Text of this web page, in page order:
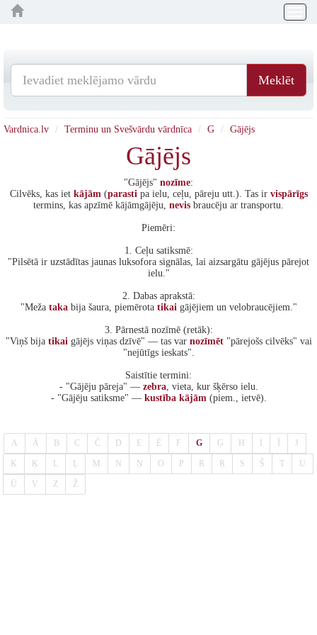
Meklēt
Vardnica.lv Terminu un Svešvārdu vārdnīca G Gājējs
Gājējs
"Gājējs" nozīme:
Cilvēks, kas iet kājām(parastipa ielu, ceļu, pāreju utt.). Tas ir vispārīgs
termins, kas apzīmē kājāmgājēju, nevis braucēju ar transportu.
Piemēri:
1. Ceļu satiksmē:
"Pilsētā ir uzstādītas jaunas luksofora signālas, lai aizsargātu gājējus pārejot
ielu."
2. Dabas aprakstā:
"Meža takabija šaura, piemērota tikaigājējiem un velobraucējiem."
3. Pārnestā nozīmē (retāk):
"Viņš bija tikaigājējs viņas dzīvē" — tas var nozīmēt"pārejošs cilvēks" vai
"nejūtīgs ieskats".
Saistītie termini:
- "Gājēju pāreja" — zebra, vieta, kur šķērso ielu.
- "Gājēju satiksme" — kustība kājām(piem., ietvē).
A Ā B C Č D E Ē F G Ģ H J
K Ķ L Ļ M N Ņ O P R Ŗ S Š T U
Ū V Z Ž